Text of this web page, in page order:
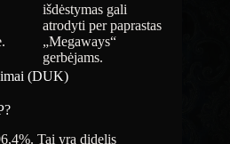
išdėstymas gali
atrodyti per paprastas
„Megaways“
gerbėjams.
(DUK)
Tai yra didelis